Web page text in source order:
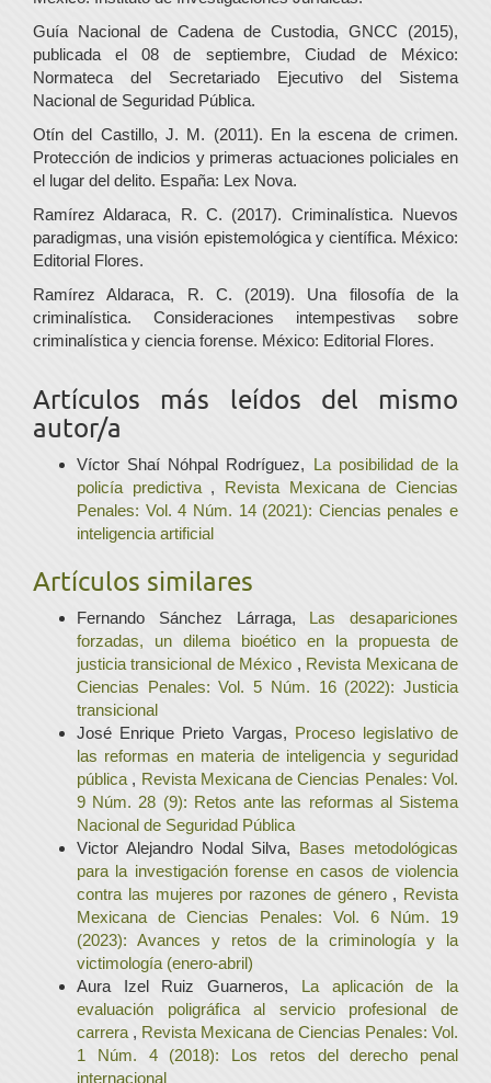
Guía Nacional de Cadena de Custodia, GNCC (2015),
publicada el 08 de septiembre, Ciudad de México:
Normateca del Secretariado Ejecutivo del Sistema
Nacional de Seguridad Pública.
Otín del Castillo, J. M. (2011). En la escena de crimen.
Protección de indicios y primeras actuaciones policiales en
el lugar del delito. España: Lex Nova.
Ramírez Aldaraca, R. C. (2017). Criminalística. Nuevos
paradigmas, una visión epistemológica y científica. México:
Editorial Flores.
Ramírez Aldaraca, R. C. (2019). Una filosofía de la
criminalística. Consideraciones intempestivas sobre
criminalística y ciencia forense. México: Editorial Flores.
Artículos más leídos del mismo
autor/a
Víctor Shaí Nóhpal Rodríguez, La posibilidad de la
policía predictiva , Revista Mexicana de Ciencias
Penales: Vol. 4 Núm. 14 (2021): Ciencias penales e
inteligencia artificial
Artículos similares
Fernando Sánchez Lárraga, Las desapariciones
forzadas, un dilema bioético en la propuesta de
justicia transicional de México , Revista Mexicana de
Ciencias Penales: Vol. 5 Núm. 16 (2022): Justicia
transicional
José Enrique Prieto Vargas, Proceso legislativo de
las reformas en materia de inteligencia y seguridad
pública , Revista Mexicana de Ciencias Penales: Vol.
9 Núm. 28 (9): Retos ante las reformas al Sistema
Nacional de Seguridad Pública
Victor Alejandro Nodal Silva, Bases metodológicas
para la investigación forense en casos de violencia
contra las mujeres por razones de género , Revista
Mexicana de Ciencias Penales: Vol. 6 Núm. 19
(2023): Avances y retos de la criminología y la
victimología (enero-abril)
Aura Izel Ruiz Guarneros, La aplicación de la
evaluación poligráfica al servicio profesional de
carrera , Revista Mexicana de Ciencias Penales: Vol.
1 Núm. 4 (2018): Los retos del derecho penal
internacional